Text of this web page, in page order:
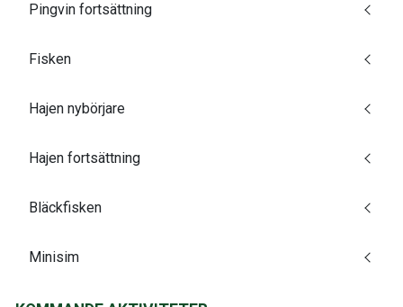
Pingvin fortsättning
Fisken
Hajen nybörjare
Hajen fortsättning
Bläckfisken
Minisim